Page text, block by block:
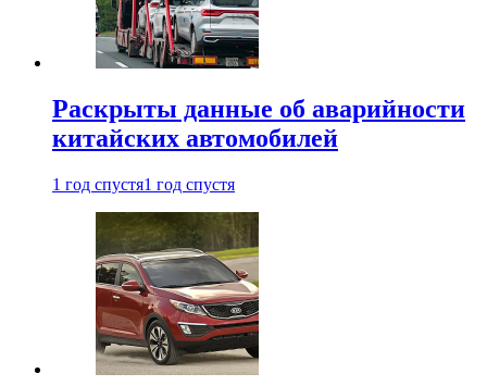
Раскрыты данные об аварийности
китайских автомобилей
1 год спустя1 год спустя